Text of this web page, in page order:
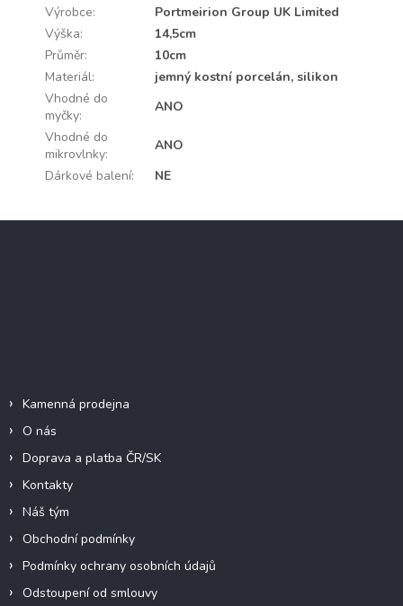
Výrobce:
Portmeirion Group UK Limited
Výška:
14,5cm
Průměr:
10cm
Materiál:
jemný kostní porcelán, silikon
Vhodné do
myčky:
ANO
Vhodné do
mikrovlnky:
ANO
Dárkové balení: NE
Z
Kamenná prodejna
O nás
Doprava a platba ČR/SK
Kontakty
Náš tým
Obchodní podmínky
Podmínky ochrany osobních údajů
Odstoupení od smlouvy